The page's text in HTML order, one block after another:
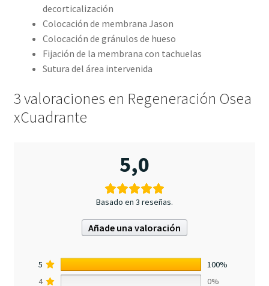
decorticalización
Colocación de membrana Jason
Colocación de gránulos de hueso
Fijación de la membrana con tachuelas
Sutura del área intervenida
3 valoraciones en Regeneración Osea
xCuadrante
5,0
Basado en 3 reseñas.
Añade una valoración
5
100%
4
0%